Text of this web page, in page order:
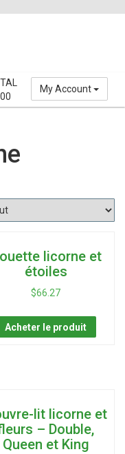
My Account
licorne et
étoiles
$66.27
Acheter le produit
lit licorne et
– Double,
Queen et King